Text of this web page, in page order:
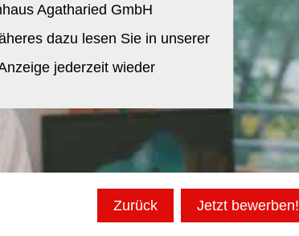
Agatharied GmbH
dazu lesen Sie in unserer
jederzeit wieder
Zurück Jetzt bewerben!